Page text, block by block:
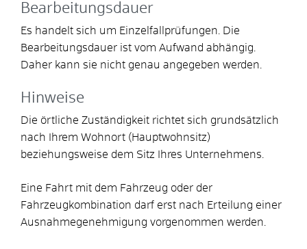
Bearbeitungsdauer
Es handelt sich um Einzelfallprüfungen. Die
Bearbeitungsdauer ist vom Aufwand abhängig.
Daher kann sie nicht genau angegeben werden.
Hinweise
Die örtliche Zuständigkeit richtet sich grundsätzlich
nach Ihrem Wohnort (Hauptwohnsitz)
beziehungsweise dem Sitz Ihres Unternehmens.
Eine Fahrt mit dem Fahrzeug oder der
Fahrzeugkombination darf erst nach Erteilung einer
Ausnahmegenehmigung vorgenommen werden.